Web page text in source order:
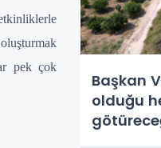
pek çok
Başkan
olduğu